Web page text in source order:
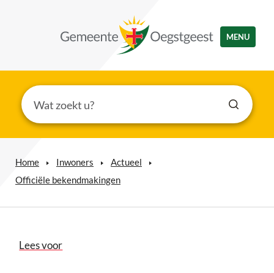
MENU
Home Inwoners
Actueel
Officiële bekendmakingen
Lees voor